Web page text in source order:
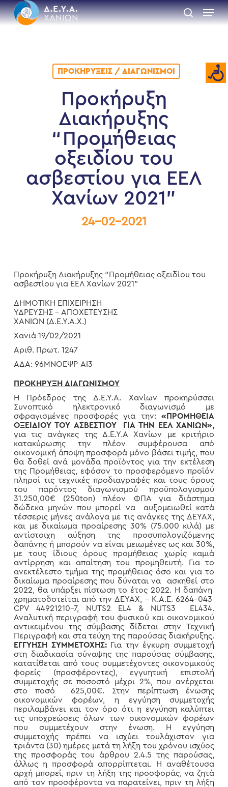
Skip
to
main
search
Menu
ΠΡΟΚΗΡΎΞΕΙΣ / ΔΙΑΓΩΝΙΣΜΟΊ
Προκήρυξη
Διακήρυξης
“Προμήθειας
οξειδίου του
ασβεστίου για ΕΕΛ
Χανίων 2021”
24-02-2021
Προκήρυξη Διακήρυξης “Προμήθειας οξειδίου του
ασβεστίου για ΕΕΛ Χανίων 2021”
ΔΗΜΟΤΙΚΗ ΕΠΙΧΕΙΡΗΣΗ
ΥΔΡΕΥΣΗΣ – ΑΠΟΧΕΤΕΥΣΗΣ
ΧΑΝΙΩΝ (Δ.Ε.Υ.Α.Χ.)
Χανιά 19/02/2021
Αριθ. Πρωτ. 1247
ΑΔΑ: 96ΜΝΟΕΨΡ-ΑΙ3
ΠΡΟΚΗΡΥΞΗ ΔΙΑΓΩΝΙΣΜΟΥ
Η Πρόεδρος της Δ.Ε.Υ.Α. Χανίων προκηρύσσει
Συνοπτικό ηλεκτρονικό διαγωνισμό με
σφραγισμένες προσφορές για την: «ΠΡΟΜΗΘΕΙΑ
ΟΞΕΙΔΙΟΥ ΤΟΥ ΑΣΒΕΣΤΙΟΥ ΓΙΑ ΤΗΝ ΕΕΛ ΧΑΝΙΩΝ»,
για τις ανάγκες της Δ.Ε.Υ.Α Χανίων με κριτήριο
κατακύρωσης την πλέον συμφέρουσα από
οικονομική άποψη προσφορά μόνο βάσει τιμής, που
θα δοθεί ανά μονάδα προϊόντος για την εκτέλεση
της Προμήθειας, εφόσον το προσφερόμενο προϊόν
πληροί τις τεχνικές προδιαγραφές και τους όρους
του παρόντος διαγωνισμού προϋπολογισμού
31.250,00€ (250ton) πλέον ΦΠΑ για διάστημα
δώδεκα μηνών που μπορεί να αυξομειωθεί κατά
τέσσερις μήνες ανάλογα με τις ανάγκες της ΔΕΥΑΧ,
και με δικαίωμα προαίρεσης 30% (75.000 κιλά) με
αντίστοιχη αύξηση της προσυπολογιζόμενης
δαπάνης ή μπορούν να είναι μειωμένες ως και 30%,
με τους ίδιους όρους προμήθειας χωρίς καμιά
αντίρρηση και απαίτηση του προμηθευτή. Για το
ανεκτέλεστο τμήμα της προμήθειας όσο και για το
δικαίωμα προαίρεσης που δύναται να ασκηθεί στο
2022, θα υπάρξει πίστωση το έτος 2022. Η δαπάνη
χρηματοδοτείται από την ΔΕΥΑΧ, – Κ.Α.Ε. 6264-043
CPV 44921210-7, NUTS2 EL4 & NUTS3 EL434.
Αναλυτική περιγραφή του φυσικού και οικονομικού
αντικειμένου της σύμβασης δίδεται στην Τεχνική
Περιγραφή και στα τεύχη της παρούσας διακήρυξης.
ΕΓΓΥΗΣΗ ΣΥΜΜΕΤΟΧΗΣ: Για την έγκυρη συμμετοχή
στη διαδικασία σύναψης της παρούσας σύμβασης,
κατατίθεται από τους συμμετέχοντες οικονομικούς
φορείς (προσφέροντες), εγγυητική επιστολή
συμμετοχής σε ποσοστό μέχρι 2%, που ανέρχεται
στο ποσό 625,00€. Στην περίπτωση ένωσης
οικονομικών φορέων, η εγγύηση συμμετοχής
περιλαμβάνει και τον όρο ότι η εγγύηση καλύπτει
τις υποχρεώσεις όλων των οικονομικών φορέων
που συμμετέχουν στην ένωση. Η εγγύηση
συμμετοχής πρέπει να ισχύει τουλάχιστον για
τριάντα (30) ημέρες μετά τη λήξη του χρόνου ισχύος
της προσφοράς του άρθρου 2.4.5 της παρούσας,
άλλως η προσφορά απορρίπτεται. Η αναθέτουσα
αρχή μπορεί, πριν τη λήξη της προσφοράς, να ζητά
από τον προσφέροντα να παρατείνει, πριν τη λήξη